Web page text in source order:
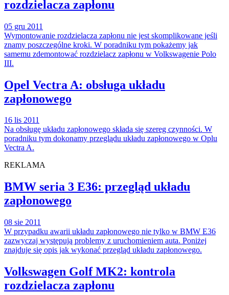
rozdzielacza zapłonu
05 gru 2011
Wymontowanie rozdzielacza zapłonu nie jest skomplikowane jeśli
znamy poszczególne kroki. W poradniku tym pokażemy jak
samemu zdemontować rozdzielacz zapłonu w Volkswagenie Polo
III.
Opel Vectra A: obsługa układu
zapłonowego
16 lis 2011
Na obsługę układu zapłonowego składa się szereg czynności. W
poradniku tym dokonamy przeglądu układu zapłonowego w Oplu
Vectra A.
REKLAMA
BMW seria 3 E36: przegląd układu
zapłonowego
08 sie 2011
W przypadku awarii układu zapłonowego nie tylko w BMW E36
zazwyczaj występują problemy z uruchomieniem auta. Poniżej
znajduje się opis jak wykonać przegląd układu zapłonowego.
Volkswagen Golf MK2: kontrola
rozdzielacza zapłonu